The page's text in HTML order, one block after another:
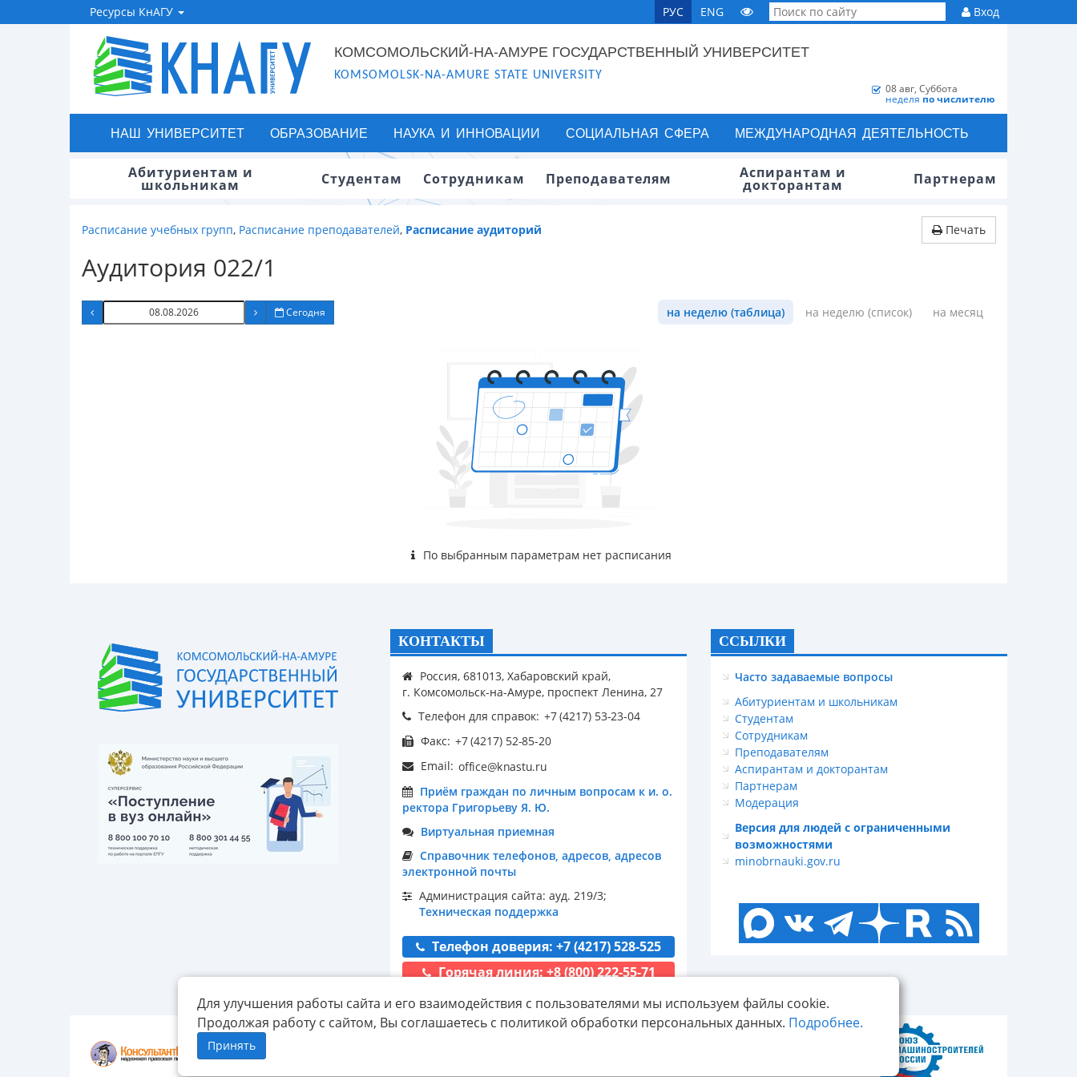
Ресурсы КнАГУ РУС ENG Вход
КОМСОМОЛЬСКИЙ-НА-АМУРЕ ГОСУДАРСТВЕННЫЙ УНИВЕРСИТЕТ
KOMSOMOLSK-NA-AMURE STATE UNIVERSITY
08 авг, Суббота
неделя по числителю
НАШ УНИВЕРСИТЕТ ОБРАЗОВАНИЕ НАУКА И ИННОВАЦИИ СОЦИАЛЬНАЯ СФЕРА МЕЖДУНАРОДНАЯ ДЕЯТЕЛЬНОСТЬ
Абитуриентам и
школьникам Студентам Сотрудникам Преподавателям Аспирантам и
докторантам Партнерам
Расписание учебных групп, Расписание преподавателей, Расписание аудиторий Печать
Аудитория 022/1
Сегодня на неделю (таблица) на неделю (список) на месяц
По выбранным параметрам нет расписания
Для улучшения работы сайта и его взаимодействия с пользователями мы используем файлы cookie.
Продолжая работу с сайтом, Вы соглашаетесь с политикой обработки персональных данных. Подробнее.
Принять
КОНТАКТЫ
Россия, 681013, Хабаровский край,
г. Комсомольск-на-Амуре, проспект Ленина, 27
Телефон для справок:
Факс:
Email:
Приём граждан по личным вопросам к и. о.
ректора Григорьеву Я. Ю.
Виртуальная приемная
Справочник телефонов, адресов, адресов
электронной почты
Администрация сайта: ауд. 219/3;
Техническая поддержка
Телефон доверия: +7 (4217) 528-525
Горячая линия: +8 (800) 222-55-71
ССЫЛКИ
Часто задаваемые вопросы
Абитуриентам и школьникам
Студентам
Сотрудникам
Преподавателям
Аспирантам и докторантам
Партнерам
Модерация
Версия для людей с ограниченными
возможностями
minobrnauki.gov.ru